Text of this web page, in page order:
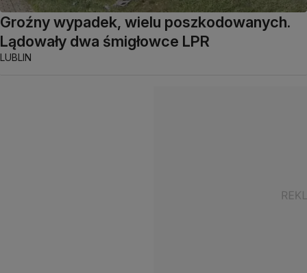
Groźny wypadek, wielu poszkodowanych.
Lądowały dwa śmigłowce LPR
LUBLIN